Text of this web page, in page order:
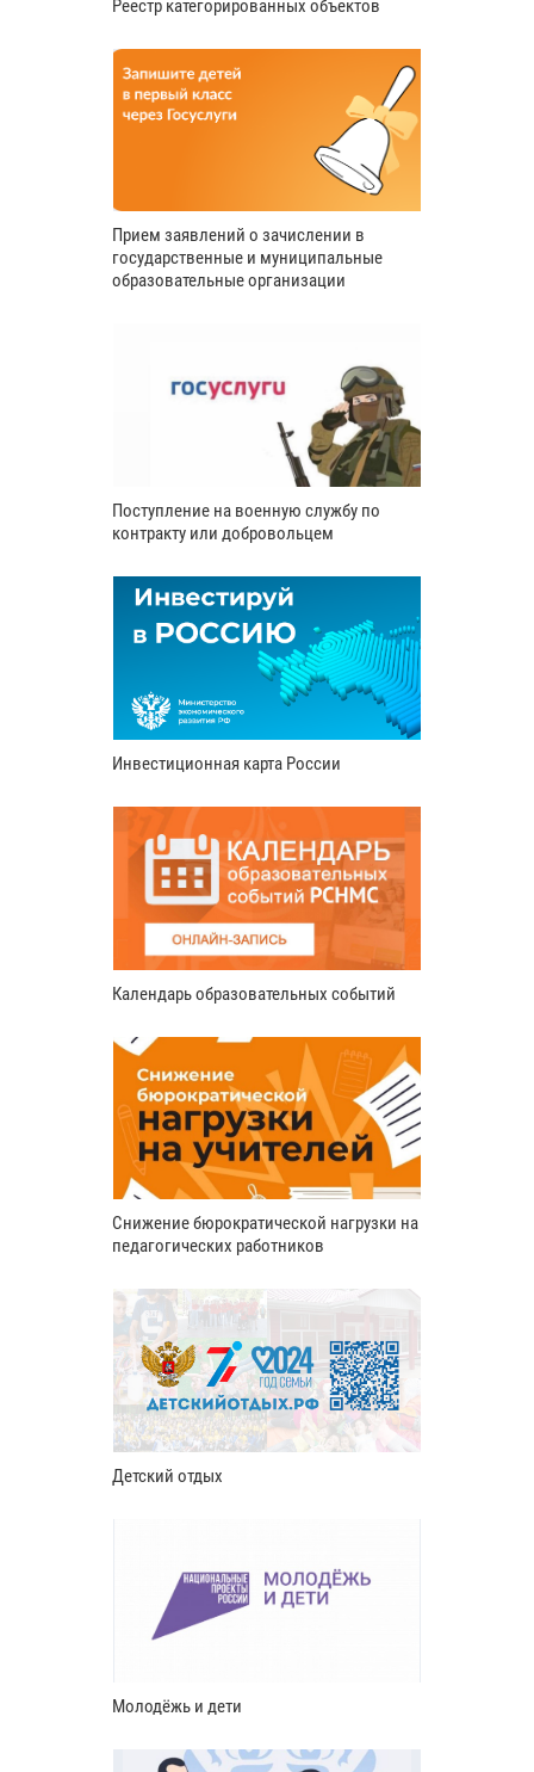
Реестр категорированных объектов
Прием заявлений о зачислении в
государственные и муниципальные
образовательные организации
Поступление на военную службу по
контракту или добровольцем
Инвестиционная карта России
Календарь образовательных событий
Снижение бюрократической нагрузки на
педагогических работников
Детский отдых
Молодёжь и дети